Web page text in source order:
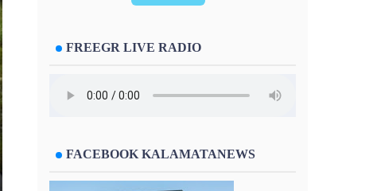
FREEGR LIVE RADIO
FACEBOOK KALAMATANEWS